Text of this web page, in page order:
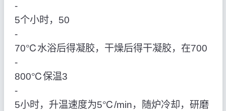
‑
5个小时，50
‑
70℃水浴后得凝胶，干燥后得干凝胶，在700
‑
800℃保温3
‑
5小时，升温速度为5℃/min，随炉冷却，研磨